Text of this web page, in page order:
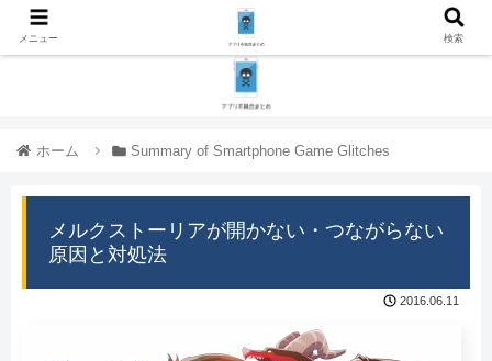
ホーム Summary of Smartphone Game Glitches
メルクストーリアが開かない・つながらない
原因と対処法
2016.06.11
メニュー 検索